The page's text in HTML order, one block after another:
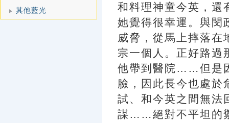
其他藍光
和料理神童今英，還
她覺得很幸運。與閔
威脅，從馬上摔落在
宗一個人。正好路過
他帶到醫院……但是
臉，因此長今也處
試、和今英之間無法
謀……絕對不平坦的